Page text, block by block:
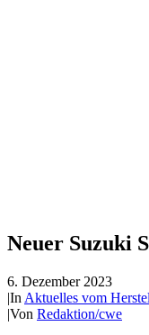
Neuer Suzuki
6. Dezember 2023
|In Aktuelles vom
|Von Redaktion/cwe